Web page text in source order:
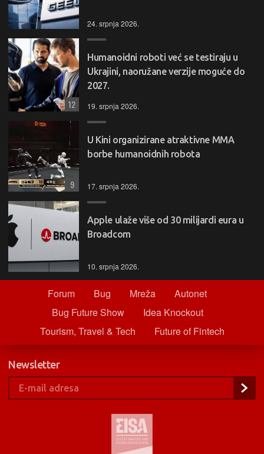
24. srpnja 2026.
Humanoidni roboti već se testiraju u
Ukrajini, naoružane verzije moguće do
2027.
19. srpnja 2026.
12
U Kini organizirane atraktivne MMA
borbe humanoidnih robota
17. srpnja 2026.
9
Apple ulaže više od 30 milijardi eura u
Broadcom
10. srpnja 2026.
Forum Bug Mreža
Autonet
Bug Future Show
Idea Knockout
Tourism, Travel & Tech
Future of Fintech
Newsletter